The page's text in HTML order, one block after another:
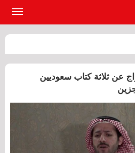
عن ثلاثة كتاب سعوديين